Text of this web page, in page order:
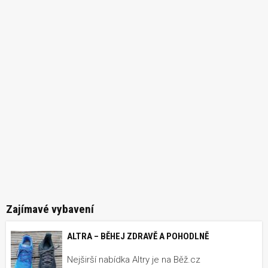
Zajímavé vybavení
ALTRA – BĚHEJ ZDRAVĚ A POHODLNĚ
Nejširší nabídka Altry je na Běž.cz